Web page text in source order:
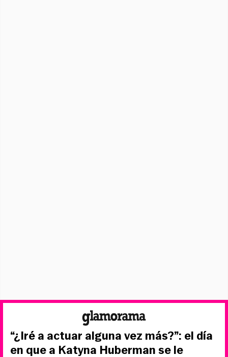
“¿Iré a actuar alguna vez más?”: el día
en que a Katyna Huberman se le